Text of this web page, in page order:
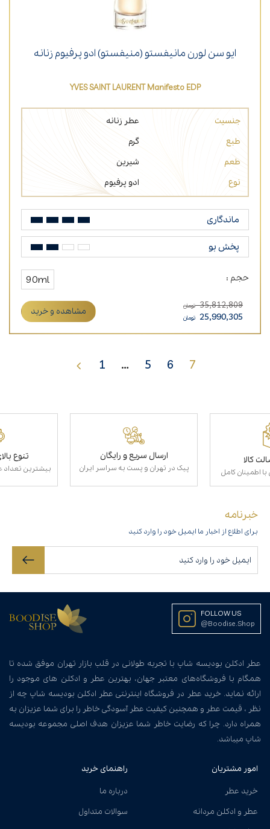
ایو سن لورن مانیفستو (منیفستو) ادو پرفیوم زنانه
YVES SAINT LAURENT Manifesto EDP
جنسیت
عطر زنانه
طبع
گرم
طعم
شیرین
نوع
ادو پرفیوم
ماندگاری
پخش بو
حجم : 90ml
35,812,809 تومان
25,990,305 تومان
مشاهده و خرید
1 … 5 6 7
کالا
اطمینان کامل
ارسال سریع و رایگان
پیک در تهران و پست به سراسر ایران
تنوع
بیشترین تعداد
خبرنامه
برای اطلاع از اخبار ما ایمیل خود را وارد کنید
FOLLOW US
@Boodise.Shop
عطر ادکلن بودیسه شاپ با تجربه طولانی در قلب بازار تهران موفق شده تا
همگام با فروشگاه‌های معتبر جهان، بهترین عطر و ادکلن های موجود را
ارائه نماید. خرید عطر در فروشگاه اینترنتی عطر ادکلن بودیسه شاپ چه از
نظر ، قیمت عطر و همچنین کیفیت عطر آسودگی خاطر را برای شما عزیزان به
همراه دارد. چرا که رضایت خاطر شما عزیزان هدف اصلی مجموعه بودیسه
شاپ میباشد.
امور مشتریان
خرید عطر
عطر و ادکلن مردانه
راهنمای خرید
درباره ما
سوالات متداول